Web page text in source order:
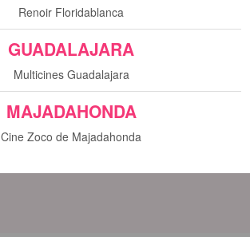
Renoir Floridablanca
GUADALAJARA
Multicines Guadalajara
MAJADAHONDA
Cine Zoco de Majadahonda